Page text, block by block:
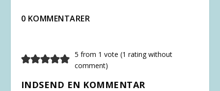
0 KOMMENTARER
5 from 1 vote (1 rating without
comment)
INDSEND EN KOMMENTAR